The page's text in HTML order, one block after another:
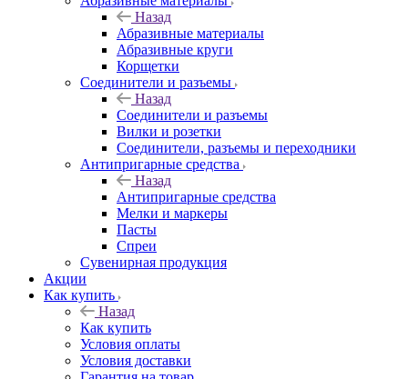
Назад
Абразивные материалы
Абразивные круги
Корщетки
Соединители и разъемы
Назад
Соединители и разъемы
Вилки и розетки
Соединители, разъемы и переходники
Антипригарные средства
Назад
Антипригарные средства
Мелки и маркеры
Пасты
Спреи
Сувенирная продукция
Акции
Как купить
Назад
Как купить
Условия оплаты
Условия доставки